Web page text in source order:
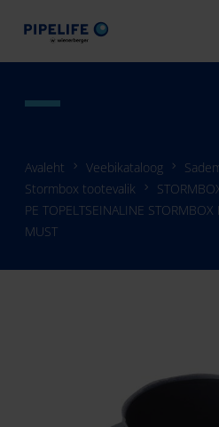
Avaleht Veebikataloog
Stormbox tootevalik
PE TOPELTSEINALINE
MUST